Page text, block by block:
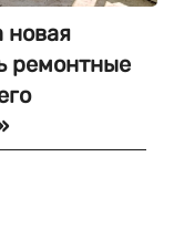
новая
ремонтные